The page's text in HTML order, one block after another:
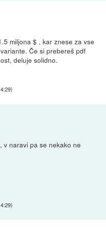
miljona $ , kar znese za vse
Če si prebereš pdf
deluje solidno.
)
v naravi pa se nekako ne
)